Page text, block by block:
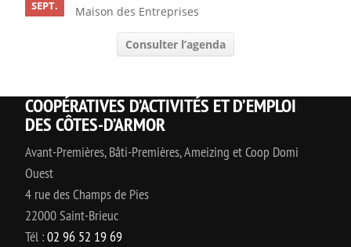
SEPT. Maison des Entreprises
Consulter l’agenda
COOPÉRATIVES D’ACTIVITÉS ET D’EMPLOI
DES CÔTES-D’ARMOR
Avant-Premières, Bâti-Premières, Ameizing et Coop Domi
Ouest
4 rue des Champs de Pies
22000 Saint-Brieuc
Tél :02 96 52 19 69